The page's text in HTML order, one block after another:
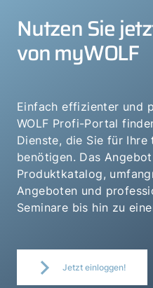
Nutzen Sie
von myWOLF
Einfach effizienter und
WOLF Profi-Portal
Dienste, die Sie für
benötigen. Das
Produktkatalog,
Angeboten und
Seminare bis hin zu
Jetzt einloggen!